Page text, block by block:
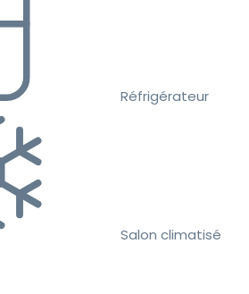
Réfrigérateur
Salon climatisé